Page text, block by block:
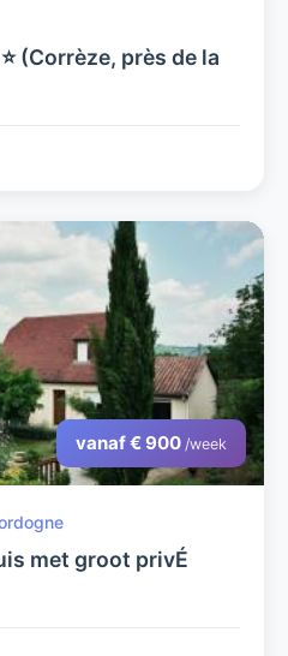
(Corrèze, près de la
vanaf € 900 /week
met groot privÉ